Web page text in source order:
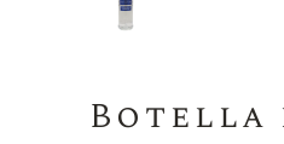
Botella